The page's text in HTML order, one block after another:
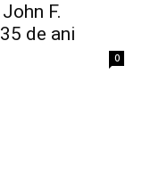
F.
de ani
0